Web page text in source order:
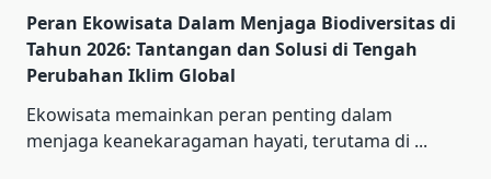
Peran Ekowisata Dalam Menjaga Biodiversitas di
Tahun 2026: Tantangan dan Solusi di Tengah
Perubahan Iklim Global
Ekowisata memainkan peran penting dalam
menjaga keanekaragaman hayati, terutama di ...